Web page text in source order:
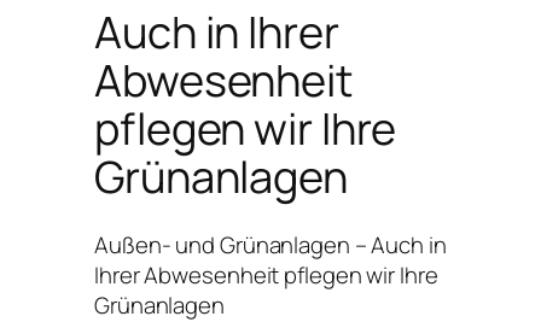
Auch in Ihrer
Abwesenheit
pflegen wir Ihre
Grünanlagen
Außen- und Grünanlagen – Auch in
Ihrer Abwesenheit pflegen wir Ihre
Grünanlagen